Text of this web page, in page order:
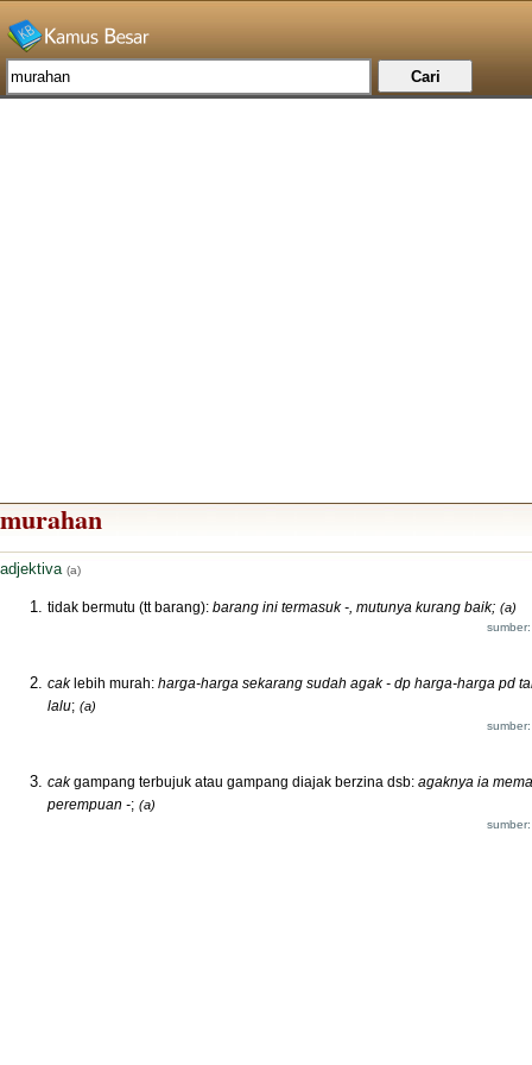
murahan
adjektiva (a)
tidak bermutu (tt barang): barang ini termasuk -, mutunya kurang baik; (a)
caklebih murah: harga-harga sekarang sudah agak - dp harga-harga pd
lalu; (a)
cakgampang terbujuk atau gampang diajak berzina dsb: agaknya ia
perempuan -; (a)